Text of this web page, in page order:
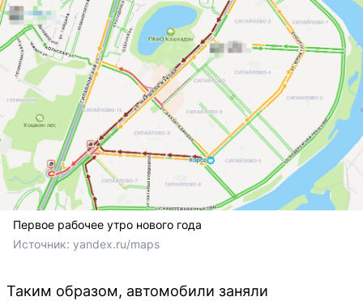
Первое рабочее утро нового года
Источник: yandex.ru/maps
Таким образом, автомобили заняли